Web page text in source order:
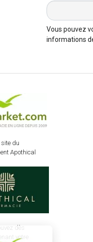
Vous pouvez
informations
site du
Apothical
dès
votre